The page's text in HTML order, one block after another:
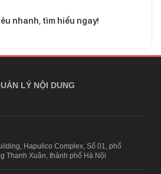
nhanh, tìm hiểu ngay!
LÝ NỘI DUNG
Hapulico Complex, Số 01, phố
Thanh Xuân, thành phố Hà Nội